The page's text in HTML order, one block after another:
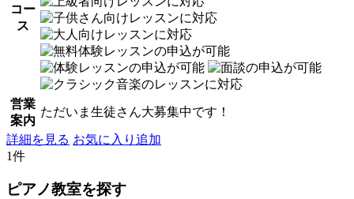
コー
ス
営業
案内
ただいま生徒さん大募集中です！
詳細を見る お気に入り追加
1件
ピアノ教室を探す